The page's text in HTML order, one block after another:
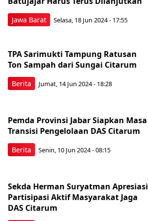
Jawa Barat Selasa, 18 Jun 2024 - 17:55
Berita
TPA Sarimukti Tampung Ratusan
Ton Sampah dari Sungai Citarum
Jumat, 14 Jun 2024 - 18:28
Berita
Pemda Provinsi Jabar Siapkan Masa
Transisi Pengelolaan DAS Citarum
Senin, 10 Jun 2024 - 08:15
Sekda Herman Suryatman Apresiasi
Partisipasi Aktif Masyarakat Jaga
DAS Citarum